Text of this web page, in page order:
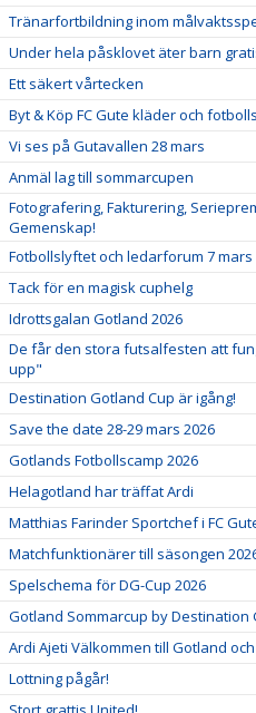
Tränarfortbildning inom
Under hela påsklovet äter barn
Ett säkert vårtecken
Byt & Köp FC Gute kläder och
Vi ses på Gutavallen 28 mars
Anmäl lag till sommarcupen
Fotografering, Fakturering,
Gemenskap!
Fotbollslyftet och ledarforum 7 mars
Tack för en magisk cuphelg
Idrottsgalan Gotland 2026
De får den stora futsalfesten att
upp"
Destination Gotland Cup är igång!
Save the date 28-29 mars 2026
Gotlands Fotbollscamp 2026
Helagotland har träffat Ardi
Matthias Farinder Sportchef i FC
Matchfunktionärer till säsongen
Spelschema för DG-Cup 2026
Gotland Sommarcup by Destination
Ardi Ajeti Välkommen till Gotland och
Lottning pågår!